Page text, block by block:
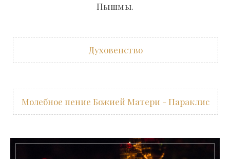
Пышмы.
Духовенство
Молебное пение Божией Матери - Параклис